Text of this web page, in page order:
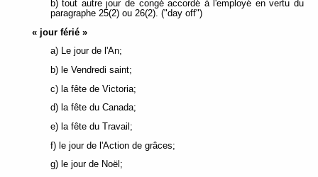
b) tout autre jour de congé accordé à l'employé en vertu du
paragraphe 25(2) ou 26(2). ("day off")
« jour férié »
a) Le jour de l'An;
b) le Vendredi saint;
c) la fête de Victoria;
d) la fête du Canada;
e) la fête du Travail;
f) le jour de l'Action de grâces;
g) le jour de Noël;